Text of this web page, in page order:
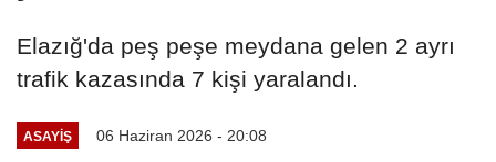
Elazığ'da peş peşe meydana gelen 2 ayrı
trafik kazasında 7 kişi yaralandı.
ASAYİŞ 06 Haziran 2026 - 20:08